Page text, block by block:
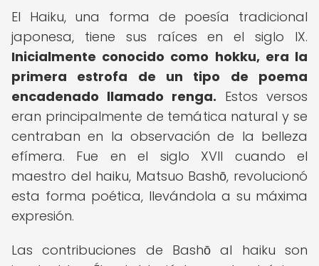
El Haiku, una forma de poesía tradicional
japonesa, tiene sus raíces en el siglo IX.
Inicialmente conocido como hokku, era la
primera estrofa de un tipo de poema
encadenado llamado renga. Estos versos
eran principalmente de temática natural y se
centraban en la observación de la belleza
efímera. Fue en el siglo XVII cuando el
maestro del haiku, Matsuo Bashō, revolucionó
esta forma poética, llevándola a su máxima
expresión.
Las contribuciones de Bashō al haiku son